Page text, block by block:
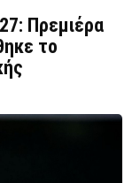
Πρεμιέρα
το